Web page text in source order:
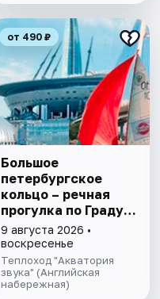
от 490 ₽
Большое
петербургское
кольцо – речная
прогулка пo Граду
на Неве с
авторской
экскурсией и живой
музыкой в тёплом
салоне теплохода
9 августа 2026 •
воскресенье
Теплоход "Акватория
звука" (Английская
набережная)